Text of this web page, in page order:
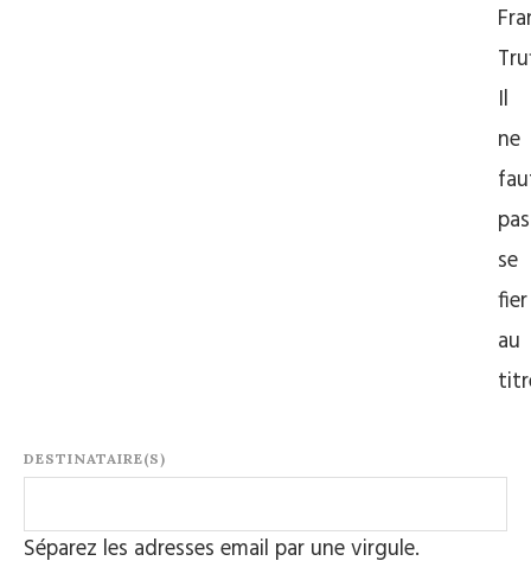
Il
ne
pas
se
fier
au
DESTINATAIRE(S)
Séparez les adresses email par une virgule.